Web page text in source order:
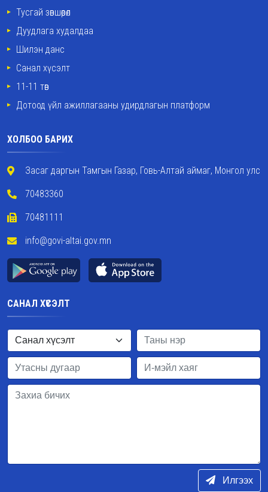
Тусгай зөвшөөрөл
Дуудлага худалдаа
Шилэн данс
Санал хүсэлт
11-11 төв
Дотоод үйл ажиллагааны удирдлагын платформ
ХОЛБОО БАРИХ
Засаг даргын Тамгын Газар, Говь-Алтай аймаг, Монгол улс
70483360
70481111
info@govi-altai.gov.mn
САНАЛ ХҮСЭЛТ
Илгээх